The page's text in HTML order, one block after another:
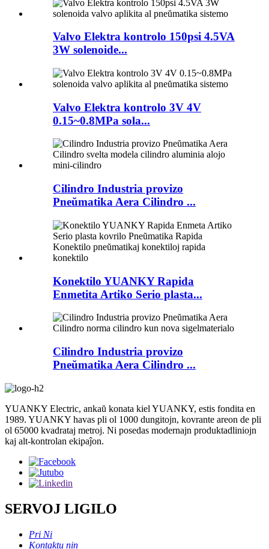
Valvo Elektra kontrolo 150psi 4.5VA
3W solenoide...
Valvo Elektra kontrolo 3V 4V
0.15~0.8MPa sola...
Cilindro Industria provizo
Pneŭmatika Aera Cilindro ...
Konektilo YUANKY Rapida
Enmetita Artiko Serio plasta...
Cilindro Industria provizo
Pneŭmatika Aera Cilindro ...
YUANKY Electric, ankaŭ konata kiel YUANKY, estis fondita en
1989. YUANKY havas pli ol 1000 dungitojn, kovrante areon de pli
ol 65000 kvadrataj metroj. Ni posedas modernajn produktadliniojn
kaj alt-kontrolan ekipaĵon.
SERVOJ LIGILO
Pri Ni
Kontaktu nin